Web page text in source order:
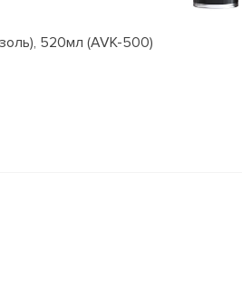
520мл (AVK-500)